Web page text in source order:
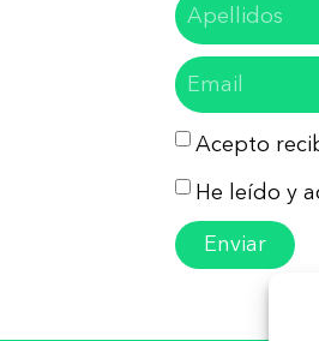
Acepto
He leído y
Enviar